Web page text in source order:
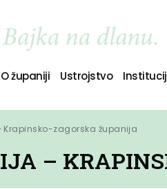
O županiji Ustrojstvo
Krapinsko-zagorska županija
–